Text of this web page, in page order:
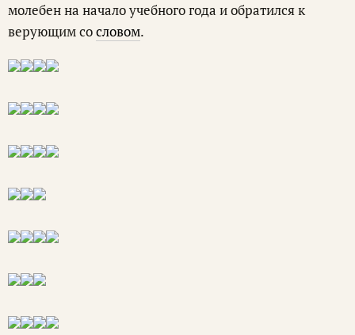
молебен на начало учебного года и обратился к
верующим сословом.